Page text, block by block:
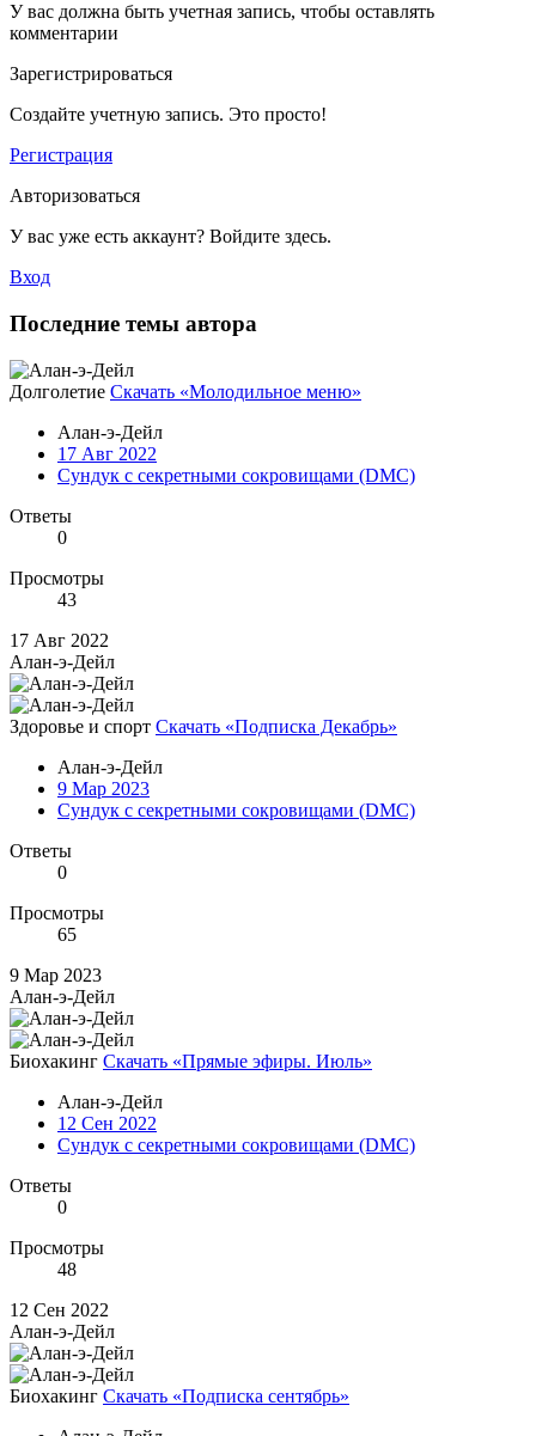
У вас должна быть учетная запись, чтобы оставлять
комментарии
Зарегистрироваться
Создайте учетную запись. Это просто!
Регистрация
Авторизоваться
У вас уже есть аккаунт? Войдите здесь.
Вход
Последние темы автора
Долголетие Скачать «Молодильное меню»
Алан-э-Дейл
17 Авг 2022
Сундук с секретными сокровищами (DMC)
Ответы
0
Просмотры
43
17 Авг 2022
Алан-э-Дейл
Здоровье и спорт Скачать «Подписка Декабрь»
Алан-э-Дейл
9 Мар 2023
Сундук с секретными сокровищами (DMC)
Ответы
0
Просмотры
65
9 Мар 2023
Алан-э-Дейл
Биохакинг Скачать «Прямые эфиры. Июль»
Алан-э-Дейл
12 Сен 2022
Сундук с секретными сокровищами (DMC)
Ответы
0
Просмотры
48
12 Сен 2022
Алан-э-Дейл
Биохакинг Скачать «Подписка сентябрь»